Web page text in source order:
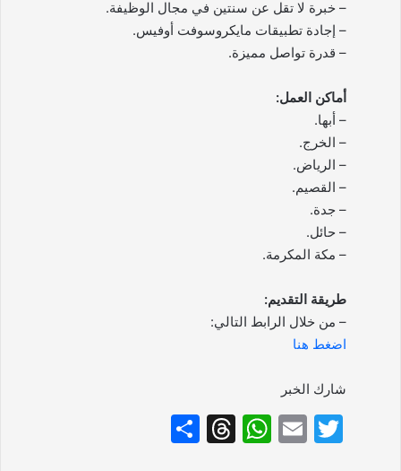
– خبرة لا تقل عن سنتين في مجال الوظيفة.
– إجادة تطبيقات مايكروسوفت أوفيس.
– قدرة تواصل مميزة.
أماكن العمل:
– أبها.
– الخرج.
– الرياض.
– القصيم.
– جدة.
– حائل.
– مكة المكرمة.
طريقة التقديم:
– من خلال الرابط التالي:
اضغط هنا
شارك الخبر
T
E
W
T